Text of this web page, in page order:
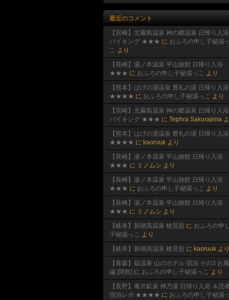
最近のコメント
【宮崎】北霧島温泉 神の郷温泉 日帰り入
バイキング ★★★ に おふろの申し子秘湯っ
こ より
【長崎】湯ノ本温泉 平山旅館 日帰り入浴
★★★ に おふろの申し子秘湯っこ より
【熊本】はげの湯温泉 豊礼の湯 日帰り入浴
★★★★ に おふろの申し子秘湯っこ より
【宮崎】北霧島温泉 神の郷温泉 日帰り入
バイキング ★★★ に Tephra Sakurajima
【熊本】はげの湯温泉 豊礼の湯 日帰り入浴
★★★★ に kaoruuk より
【長崎】湯ノ本温泉 平山旅館 日帰り入浴
★★★ に ミノムシ より
【長崎】湯ノ本温泉 平山旅館 日帰り入浴
★★★ に おふろの申し子秘湯っこ より
【長崎】湯ノ本温泉 平山旅館 日帰り入浴
★★★ に ミノムシ より
【岐阜】新穂高温泉 槍見舘 に おふろの申し
子秘湯っこ より
【岐阜】新穂高温泉 槍見舘 に kaoruuk より
【青森】嶽温泉 山のホテル 宿泊 その3 お
編 [閉館] に おふろの申し子秘湯っこ より
【長野】毒沢鉱泉 神乃湯 日帰り入浴 ＆読
宿泊レポ ★★★★ に おふろの申し子秘湯っ